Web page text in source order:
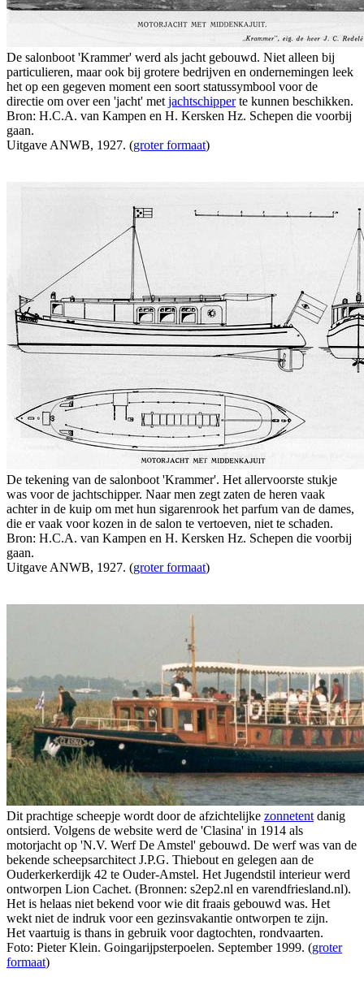
De salonboot 'Krammer' werd als jacht gebouwd. Niet alleen bij
particulieren, maar ook bij grotere bedrijven en ondernemingen leek
het op een gegeven moment een soort statussymbool voor de
directie om over een 'jacht' met jachtschipperte kunnen beschikken.
Bron: H.C.A. van Kampen en H. Kersken Hz. Schepen die voorbij
gaan.
Uitgave ANWB, 1927. (groter formaat)
De tekening van de salonboot 'Krammer'. Het allervoorste stukje
was voor de jachtschipper. Naar men zegt zaten de heren vaak
achter in de kuip om met hun sigarenrook het parfum van de dames,
die er vaak voor kozen in de salon te vertoeven, niet te schaden.
Bron: H.C.A. van Kampen en H. Kersken Hz. Schepen die voorbij
gaan.
Uitgave ANWB, 1927. (groter formaat)
Dit prachtige scheepje wordt door de afzichtelijke zonnetent danig
ontsierd. Volgens de website werd de 'Clasina' in 1914 als
motorjacht op 'N.V. Werf De Amstel' gebouwd. De werf was van de
bekende scheepsarchitect J.P.G. Thiebout en gelegen aan de
Ouderkerkerdijk 42 te Ouder-Amstel. Het Jugendstil interieur werd
ontworpen Lion Cachet. (Bronnen: s2ep2.nl en varendfriesland.nl).
Het is helaas niet bekend voor wie dit fraais gebouwd was. Het
wekt niet de indruk voor een gezinsvakantie ontworpen te zijn.
Het vaartuig is thans in gebruik voor dagtochten, rondvaarten.
Foto: Pieter Klein. Goingarijpsterpoelen. September 1999. (groter
formaat)